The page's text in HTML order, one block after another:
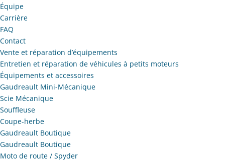
Équipe
Carrière
FAQ
Contact
Vente et réparation d’équipements
Entretien et réparation de véhicules à petits moteurs
Équipements et accessoires
Gaudreault Mini-Mécanique
Scie Mécanique
Souffleuse
Coupe-herbe
Gaudreault Boutique
Gaudreault Boutique
Moto de route / Spyder